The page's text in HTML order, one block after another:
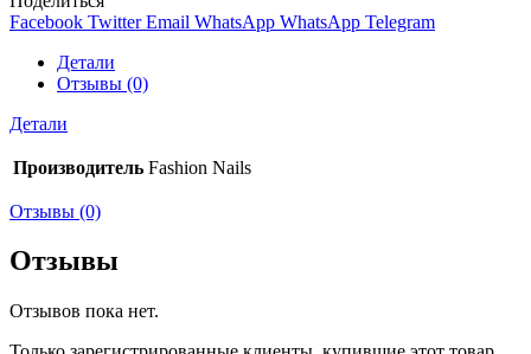
Facebook Twitter Email WhatsApp WhatsApp Telegram
Детали
Отзывы (0)
Детали
Производитель Fashion Nails
Отзывы (0)
Отзывы
Отзывов пока нет.